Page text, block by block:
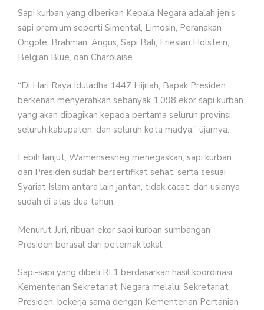
Sapi kurban yang diberikan Kepala Negara adalah jenis
sapi premium seperti Simental, Limosin, Peranakan
Ongole, Brahman, Angus, Sapi Bali, Friesian Holstein,
Belgian Blue, dan Charolaise.
“Di Hari Raya Iduladha 1447 Hijriah, Bapak Presiden
berkenan menyerahkan sebanyak 1.098 ekor sapi kurban
yang akan dibagikan kepada pertama seluruh provinsi,
seluruh kabupaten, dan seluruh kota madya,” ujarnya.
Lebih lanjut, Wamensesneg menegaskan, sapi kurban
dari Presiden sudah bersertifikat sehat, serta sesuai
Syariat Islam antara lain jantan, tidak cacat, dan usianya
sudah di atas dua tahun.
Menurut Juri, ribuan ekor sapi kurban sumbangan
Presiden berasal dari peternak lokal.
Sapi-sapi yang dibeli RI 1 berdasarkan hasil koordinasi
Kementerian Sekretariat Negara melalui Sekretariat
Presiden, bekerja sama dengan Kementerian Pertanian